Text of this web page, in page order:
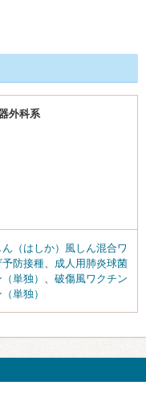
外科系
ん（はしか）風しん混合ワ
予防接種、 成人用肺炎球菌
単独） 、 破傷風ワクチン
単独）